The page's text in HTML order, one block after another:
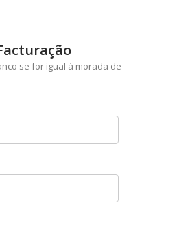
se for igual à morada de